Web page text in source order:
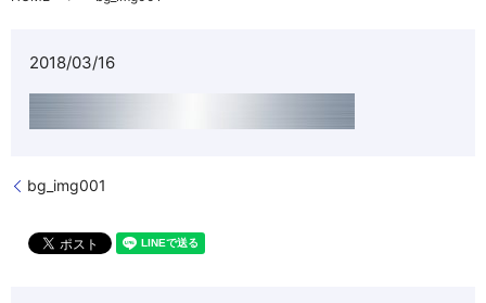
2018/03/16
bg_img001